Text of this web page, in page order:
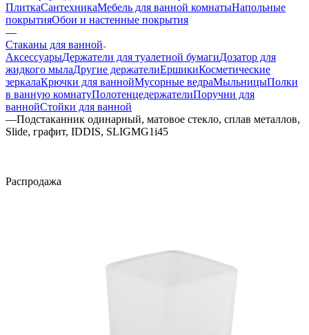
ПлиткаСантехникаМебель для ванной комнатыНапольные
покрытияОбои и настенные покрытия
—
Стаканы для ванной
АксессуарыДержатели для туалетной бумагиДозатор для
жидкого мылаДругие держателиЕршикиКосметические
зеркалаКрючки для ваннойМусорные ведраМыльницыПолки
в ванную комнатуПолотенцедержателиПоручни для
ваннойСтойки для ванной
—Подстаканник одинарный, матовое стекло, сплав металлов,
Slide, графит, IDDIS, SLIGMG1i45
Распродажа